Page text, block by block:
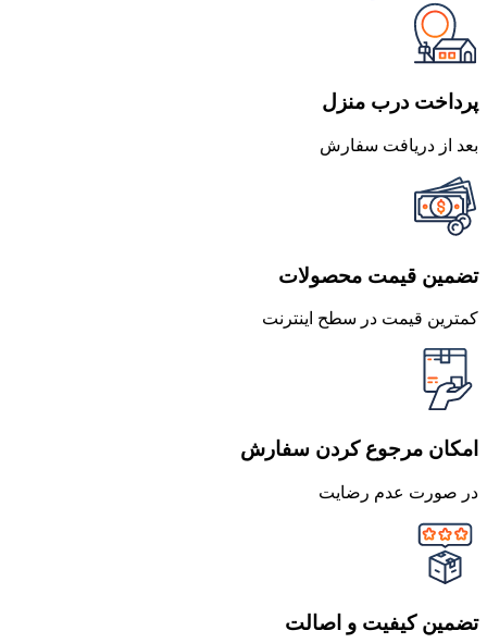
پرداخت درب منزل
بعد از دریافت سفارش
تضمین قیمت محصولات
کمترین قیمت در سطح اینترنت
امکان مرجوع کردن سفارش
در صورت عدم رضایت
تضمین کیفیت و اصالت